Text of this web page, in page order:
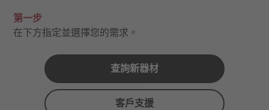
第一步
在下方指定並選擇您的需求。
查詢新器材
客戶支援